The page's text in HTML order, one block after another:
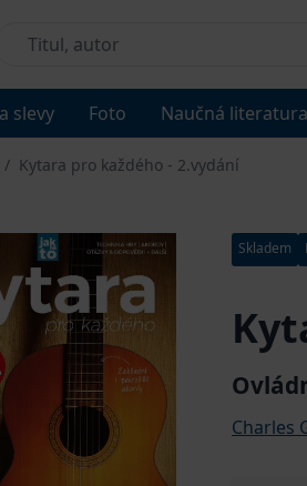
slevy Foto Naučná literatura
/ Kytara pro každého - 2.vydání
Skladem
Charles